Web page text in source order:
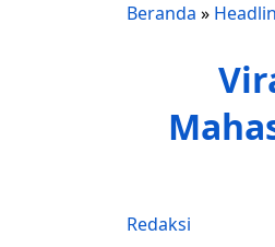
Beranda »
Redaksi